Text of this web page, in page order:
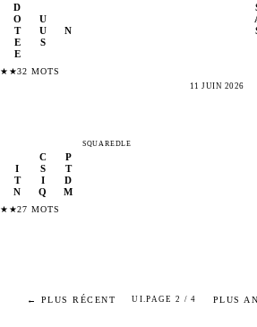
D
O
U
T U
N
E
S
E
★ ★32 MOTS
11 JUIN 2026
SQUAREDLE
C
P
I
S
T
T I
D
N Q M
★ ★27 MOTS
← PLUS RÉCENT UI.PAGE 2 / 4 PLUS